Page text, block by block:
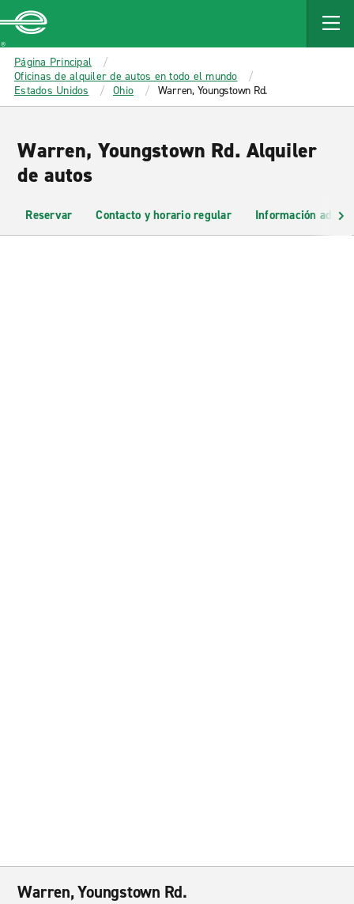
MAIN
CONTENT
Enterprise
Página Principal
Oficinas de alquiler de autos en todo el mundo
Estados Unidos
Ohio Warren, Youngstown Rd.
Warren, Youngstown Rd. Alquiler
de autos
Reservar Contacto y horario regular Información
Warren, Youngstown Rd.